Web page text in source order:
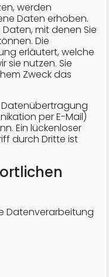
werden
Daten erhoben.
mit denen Sie
Die
erläutert, welche
sie nutzen. Sie
Zweck das
Datenübertragung
per E-Mail)
Ein lückenloser
durch Dritte ist
Datenverarbeitung